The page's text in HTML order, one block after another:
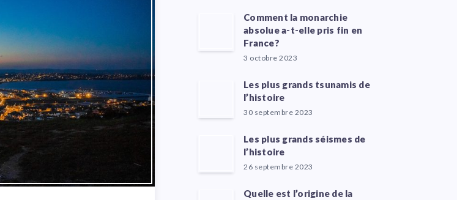
Comment la monarchie
absolue a-t-elle pris fin en
France?
3 octobre 2023
Les plus grands tsunamis de
l’histoire
30 septembre 2023
Les plus grands séismes de
l’histoire
26 septembre 2023
Quelle est l’origine de la